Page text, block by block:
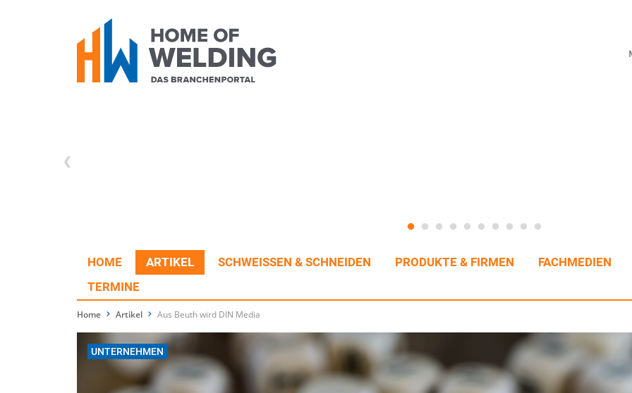
HOME ARTIKEL SCHWEISSEN & SCHNEIDEN PRODUKTE & FIRMEN
FACHMEDIEN
TERMINE
Home Artikel Aus Beuth wird DIN Media
UNTERNEHMEN